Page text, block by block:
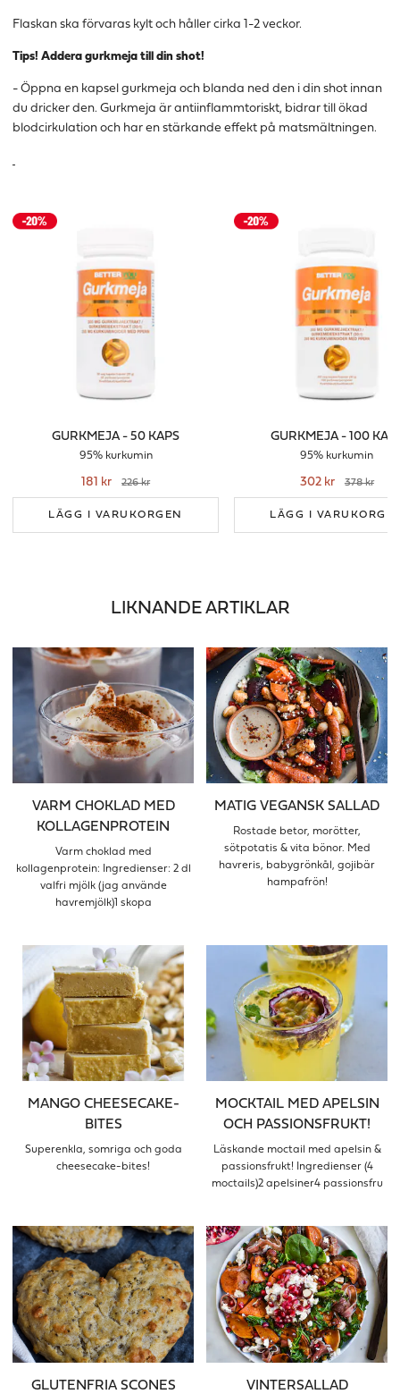
Flaskan ska förvaras kylt och håller cirka 1-2 veckor.
Tips! Addera gurkmeja till din shot!
- Öppna en kapsel gurkmeja och blanda ned den i din shot innan
du dricker den. Gurkmeja är antiinflammtoriskt, bidrar till ökad
blodcirkulation och har en stärkande effekt på matsmältningen.
GURKMEJA - 50 KAPS
95% kurkumin
181 kr 226 kr
LÄGG I VARUKORGEN
GURKMEJA - 100
95% kurkumin
302 kr 378 kr
LÄGG I
LIKNANDE ARTIKLAR
VARM CHOKLAD MED
KOLLAGENPROTEIN
Varm choklad med
kollagenprotein: Ingredienser: 2 dl
valfri mjölk (jag använde
havremjölk)1 skopa
MATIG VEGANSK SALLAD
Rostade betor, morötter,
sötpotatis & vita bönor. Med
havreris, babygrönkål, gojibär
hampafrön!
MANGO CHEESECAKE-
BITES
Superenkla, somriga och goda
cheesecake-bites!
MOCKTAIL MED APELSIN
OCH PASSIONSFRUKT!
Läskande moctail med apelsin &
passionsfrukt! Ingredienser (4
moctails)2 apelsiner4 passionsfru
GLUTENFRIA SCONES VINTERSALLAD